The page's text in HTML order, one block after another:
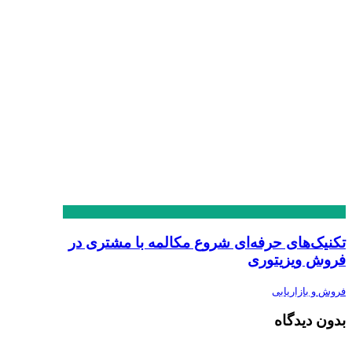
تکنیک‌های حرفه‌ای شروع مکالمه با مشتری در
فروش ویزیتوری
فروش و بازاریابی
بدون دیدگاه